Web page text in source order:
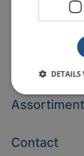
Onze service
telefonisch
Vaste
Assortiment
Contact
DETAILS